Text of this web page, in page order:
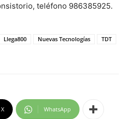
teléfono 986385925.
Llega800 Nuevas Tecnologías
TDT
X WhatsApp